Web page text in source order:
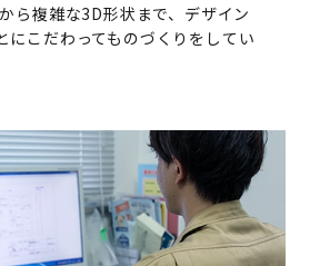
ら複雑な3D形状まで、デザイン
にこだわってものづくりをしてい